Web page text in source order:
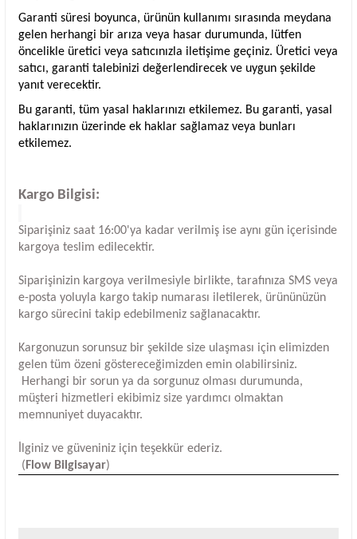
Garanti süresi boyunca, ürünün kullanımı sırasında meydana
gelen herhangi bir arıza veya hasar durumunda, lütfen
öncelikle üretici veya satıcınızla iletişime geçiniz. Üretici veya
satıcı, garanti talebinizi değerlendirecek ve uygun şekilde
yanıt verecektir.
Bu garanti, tüm yasal haklarınızı etkilemez. Bu garanti, yasal
haklarınızın üzerinde ek haklar sağlamaz veya bunları
etkilemez.
Kargo Bilgisi:
Siparişiniz saat 16:00'ya kadar verilmiş ise aynı gün içerisinde
kargoya teslim edilecektir.
Siparişinizin kargoya verilmesiyle birlikte, tarafınıza SMS veya
e-posta yoluyla kargo takip numarası iletilerek, ürününüzün
kargo sürecini takip edebilmeniz sağlanacaktır.
Kargonuzun sorunsuz bir şekilde size ulaşması için elimizden
gelen tüm özeni göstereceğimizden emin olabilirsiniz.
Herhangi bir sorun ya da sorgunuz olması durumunda,
müşteri hizmetleri ekibimiz size yardımcı olmaktan
memnuniyet duyacaktır.
İlginiz ve güveniniz için teşekkür ederiz.
( Flow Bilgisayar)